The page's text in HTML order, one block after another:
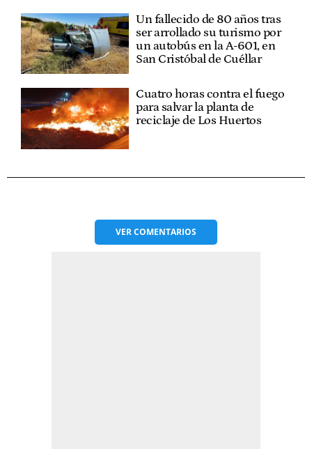
Un fallecido de 80 años tras
ser arrollado su turismo por
un autobús en la A-601, en
San Cristóbal de Cuéllar
Cuatro horas contra el fuego
para salvar la planta de
reciclaje de Los Huertos
VERCOMENTARIOS